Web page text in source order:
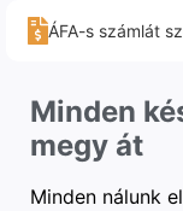
ÁFA-s számlát
Minden
megy át
Minden nálunk